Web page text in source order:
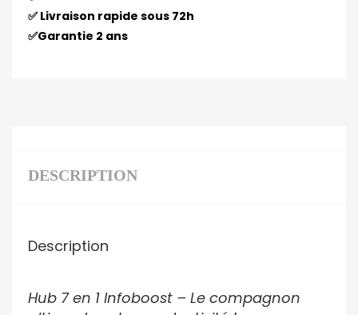
✅ Livraison rapide sous 72h
✅Garantie 2 ans
DESCRIPTION
Description
Hub 7 en 1 Infoboost – Le compagnon